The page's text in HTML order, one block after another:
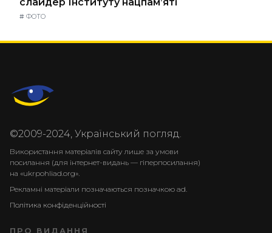
# ФОТО
©2009-2024, Український погляд.
Використання матеріалів сайту лише за умови
посилання (для інтернет-видань — гіперпосилання)
на «ukrpohliad.org».
Рекламні матеріали позначаються позначкою ad.
Політика конфіденційності
ПРО ВИДАННЯ